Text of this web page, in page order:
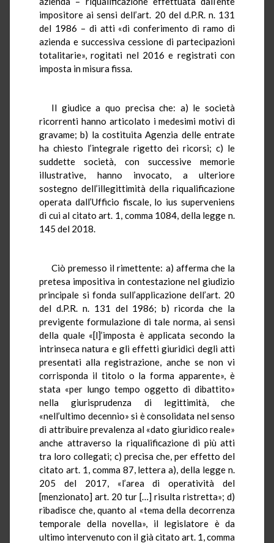
impositore ai sensi dell’art. 20 del d.P.R. n. 131
del 1986 – di atti «di conferimento di ramo di
azienda e successiva cessione di partecipazioni
totalitarie», rogitati nel 2016 e registrati con
imposta in misura fissa.
Il giudice a quo precisa che: a) le società
ricorrenti hanno articolato i medesimi motivi di
gravame; b) la costituita Agenzia delle entrate
ha chiesto l’integrale rigetto dei ricorsi; c) le
suddette società, con successive memorie
illustrative, hanno invocato, a ulteriore
sostegno dell’illegittimità della riqualificazione
operata dall’Ufficio fiscale, lo ius superveniens
di cui al citato art. 1, comma 1084, della legge n.
145 del 2018.
Ciò premesso il rimettente: a) afferma che la
pretesa impositiva in contestazione nel giudizio
principale si fonda sull’applicazione dell’art. 20
del d.P.R. n. 131 del 1986; b) ricorda che la
previgente formulazione di tale norma, ai sensi
della quale «[l]’imposta è applicata secondo la
intrinseca natura e gli effetti giuridici degli atti
presentati alla registrazione, anche se non vi
corrisponda il titolo o la forma apparente», è
stata «per lungo tempo oggetto di dibattito»
nella giurisprudenza di legittimità, che
«nell’ultimo decennio» si è consolidata nel senso
di attribuire prevalenza al «dato giuridico reale»
anche attraverso la riqualificazione di più atti
tra loro collegati; c) precisa che, per effetto del
citato art. 1, comma 87, lettera a), della legge n.
205 del 2017, «l’area di operatività del
[menzionato] art. 20 tur […] risulta ristretta»; d)
ribadisce che, quanto al «tema della decorrenza
temporale della novella», il legislatore è da
ultimo intervenuto con il già citato art. 1, comma